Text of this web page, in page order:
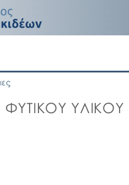
ΥΛΙΚΟΥ